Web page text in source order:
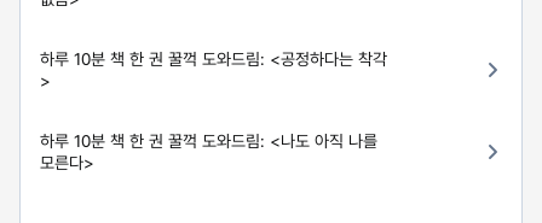
하루 10분 책 한 권 꿀꺽 도와드림: <공정하다는 착각
>
하루 10분 책 한 권 꿀꺽 도와드림: <나도 아직 나를
모른다>